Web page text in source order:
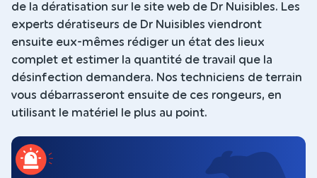
de la dératisation sur le site web de Dr Nuisibles. Les
experts dératiseurs de Dr Nuisibles viendront
ensuite eux-mêmes rédiger un état des lieux
complet et estimer la quantité de travail que la
désinfection demandera. Nos techniciens de terrain
vous débarrasseront ensuite de ces rongeurs, en
utilisant le matériel le plus au point.